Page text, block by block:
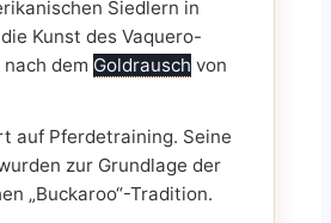
Siedlern in
Kunst des Vaquero-
dem Goldrausch von
auf Pferdetraining. Seine
zur Grundlage der
„Buckaroo“-Tradition.